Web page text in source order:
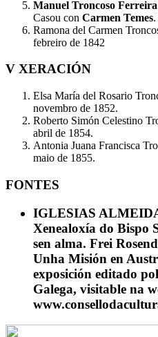
Manuel Troncoso Ferreira
Casou con Carmen Temes
Ramona del Carmen
febreiro de 1842
V XERACIÓN
Elsa María del Rosario
novembro de 1852.
Roberto Simón Celestino
abril de 1854.
Antonia Juana Francisca
maio de 1855.
FONTES
IGLESIAS
Xenealoxía do Bispo
sen alma. Frei
Unha Misión en
exposición editado
Galega, visitable na